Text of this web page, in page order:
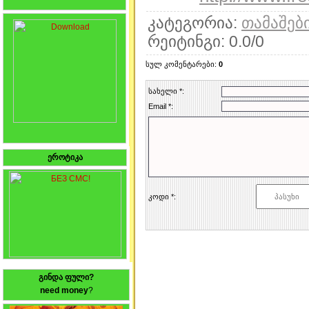
ეროტიკა
გინდა ფული?
need money?
კატეგორია:
რეიტინგი: 0.0/0
სულ კომენტარები: 0
სახელი *:
Email *:
კოდი *: